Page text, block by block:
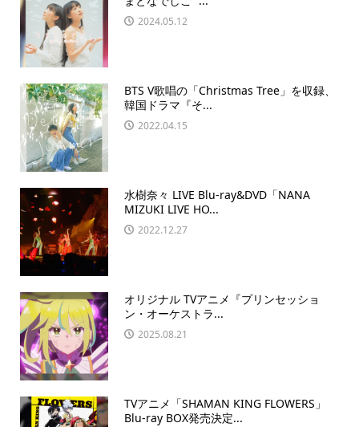
2024.05.12
BTS V歌唱の「Christmas Tree」を収録、
韓国ドラマ『そ...
2022.04.15
水樹奈々 LIVE Blu-ray&DVD「NANA
MIZUKI LIVE HO...
2022.12.27
オリジナル TVアニメ『プリンセッショ
ン・オーケストラ...
2025.08.21
TVアニメ「SHAMAN KING FLOWERS」
Blu-ray BOX発売決定...